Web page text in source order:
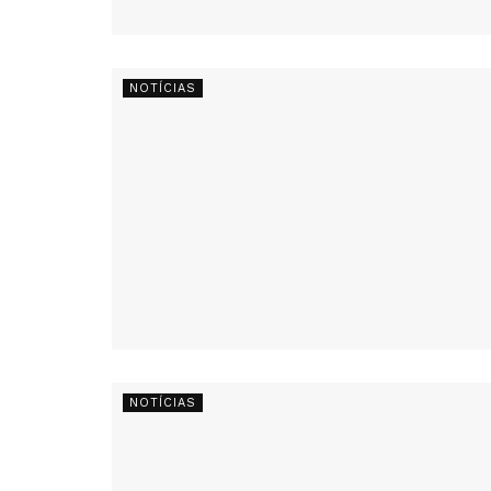
NOTÍCIAS
NOTÍCIAS